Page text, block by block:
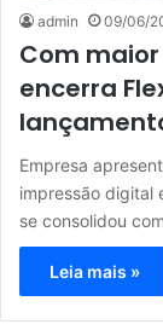
admin 09/06/
Com
encerra
Empresa
impressão digital
se consolidou
Leia mais »